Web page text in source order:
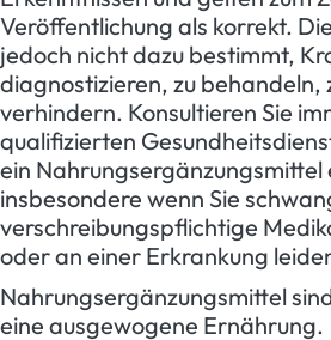
Veröffentlichung als korrekt.
jedoch nicht dazu bestimmt,
diagnostizieren, zu behandeln,
verhindern. Konsultieren Sie
qualifizierten
ein Nahrungsergänzungsmittel
insbesondere wenn Sie
verschreibungspflichtige
oder an einer Erkrankung
Nahrungsergänzungsmittel
eine ausgewogene Ernährung.